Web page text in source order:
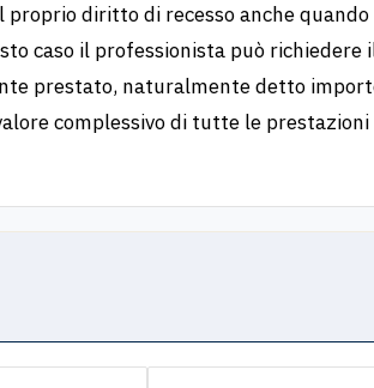
diritto di recesso anche quando
caso il professionista può richiedere
prestato, naturalmente detto
complessivo di tutte le